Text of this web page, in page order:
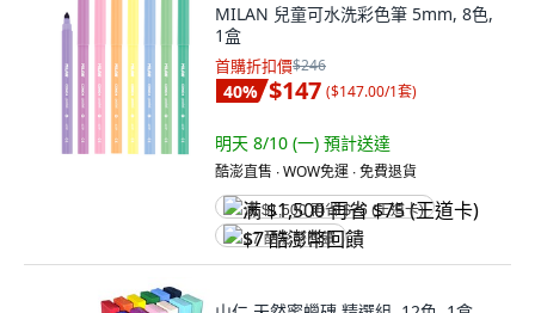
MILAN 兒童可水洗彩色筆 5mm, 8色,
1盒
首購折扣價$246
40% $147 ($147.00/1套)
明天 8/10 (一) 預計送達
酷澎直售 ∙ WOW免運 ∙ 免費退貨
满 $1,500 再省 $75 (王道卡)
$7 酷澎幣回饋